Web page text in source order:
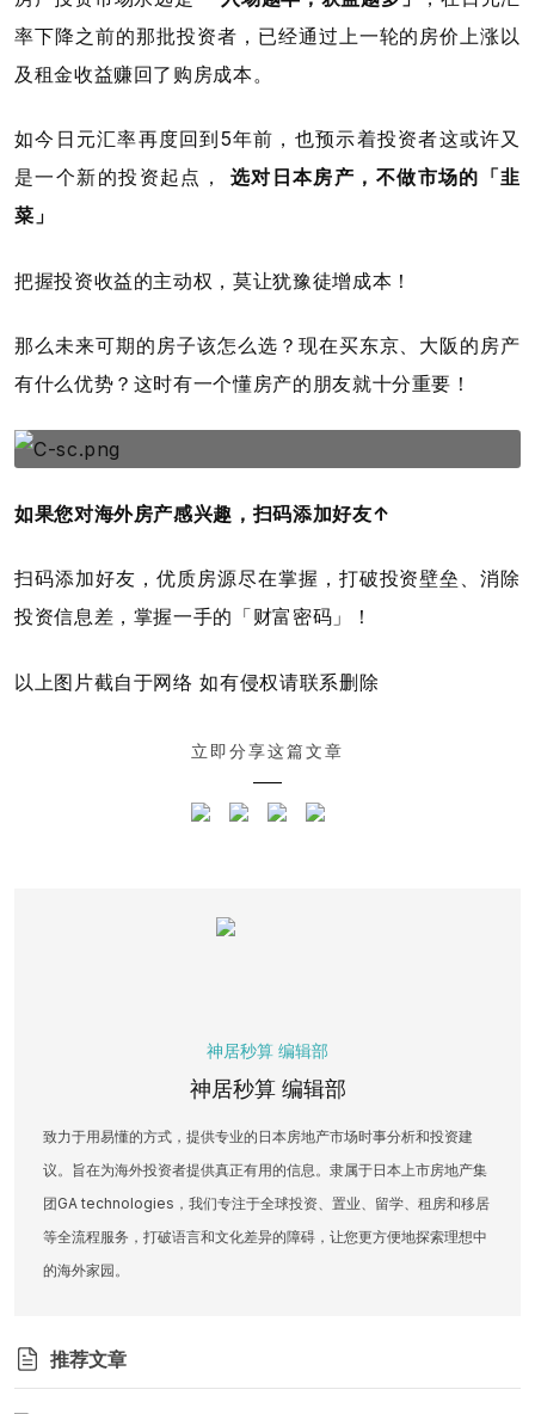
率下降之前的那批投资者，已经通过上一轮的房价上涨以
及租金收益赚回了购房成本。
如今日元汇率再度回到5年前，也预示着投资者这或许又
是一个新的投资起点， 选对日本房产，不做市场的「韭
菜」
把握投资收益的主动权，莫让犹豫徒增成本！
那么未来可期的房子该怎么选？现在买东京、大阪的房产
有什么优势？这时有一个懂房产的朋友就十分重要！
如果您对海外房产感兴趣，扫码添加好友↑
扫码添加好友，优质房源尽在掌握，打破投资壁垒、消除
投资信息差，掌握一手的「财富密码」！
以上图片截自于网络 如有侵权请联系删除
立即分享这篇文章
神居秒算 编辑部
神居秒算 编辑部
致力于用易懂的方式，提供专业的日本房地产市场时事分析和投资建
议。旨在为海外投资者提供真正有用的信息。隶属于日本上市房地产集
团GA technologies，我们专注于全球投资、置业、留学、租房和移居
等全流程服务，打破语言和文化差异的障碍，让您更方便地探索理想中
的海外家园。
推荐文章